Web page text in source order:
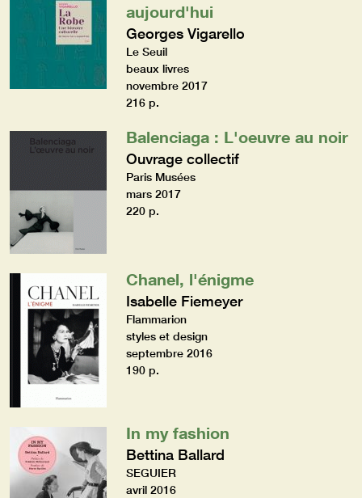
aujourd'hui
Georges Vigarello
Le Seuil
beaux livres
novembre 2017
216 p.
Balenciaga : L'oeuvre au noir
Ouvrage collectif
Paris Musées
mars 2017
220 p.
Chanel, l'énigme
Isabelle Fiemeyer
Flammarion
styles et design
septembre 2016
190 p.
In my fashion
Bettina Ballard
SEGUIER
avril 2016